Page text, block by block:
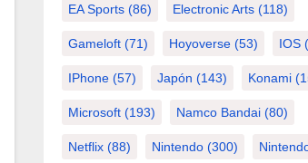
EA Sports (86) Electronic Arts (118)
Gameloft (71) Hoyoverse (53) IOS
IPhone (57) Japón (143) Konami
Microsoft (193) Namco Bandai (80)
Netflix (88) Nintendo (300)